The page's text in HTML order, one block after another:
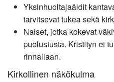
Yksinhuoltajaäidit
tarvitsevat tukea sekä
Naiset, jotka kokevat
puolustusta. Kristityn ei
rinnallaan.
Kirkollinen näkökulma